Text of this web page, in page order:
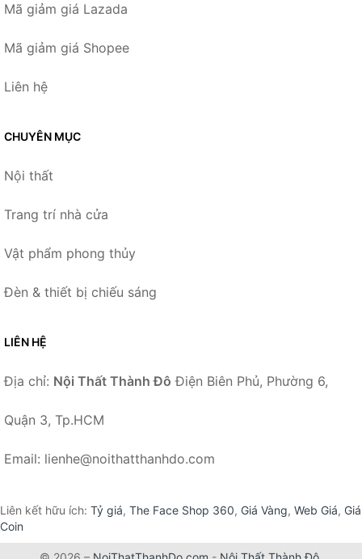
Mã giảm giá Lazada
Mã giảm giá Shopee
Liên hệ
CHUYÊN MỤC
Nội thất
Trang trí nhà cửa
Vật phẩm phong thủy
Đèn & thiết bị chiếu sáng
LIÊN HỆ
Địa chỉ: Nội Thất Thành Đô Điện Biên Phủ, Phường 6,
Quận 3, Tp.HCM
Email: lienhe@noithatthanhdo.com
Liên kết hữu ích: Tỷ giá, The Face Shop 360, Giá Vàng, Web Giá, Giá
Coin